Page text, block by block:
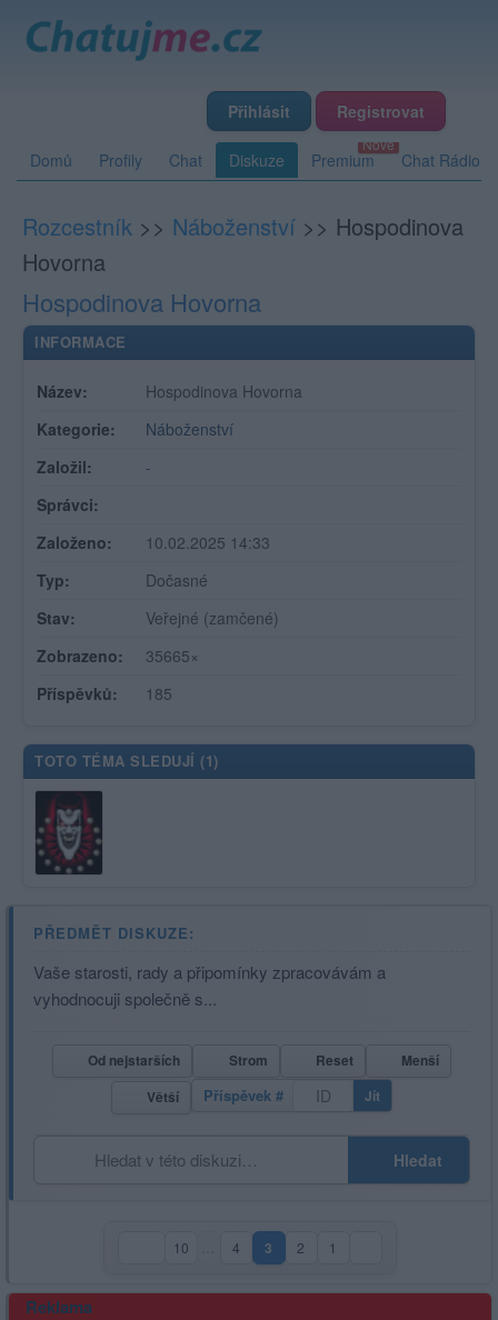
Přihlásit Registrovat
Domů Profily Chat Diskuze Premium Chat Rádio
Rozcestník >> Náboženství >> Hospodinova
Hovorna
Hospodinova Hovorna
INFORMACE
Název:
Hospodinova Hovorna
Kategorie:
Náboženství
Založil:
-
Správci:
Založeno:
10.02.2025 14:33
Typ:
Dočasné
Stav:
Veřejné (zamčené)
Zobrazeno:
35665×
Příspěvků:
185
TOTO TÉMA SLEDUJÍ (1)
PŘEDMĚT DISKUZE:
Vaše starosti, rady a připomínky zpracovávám a
vyhodnocuji společně s...
Od nejstarších Strom Reset
Menší
Větší
Příspěvek # Jít
Hledat
10 4 3(aktuální strana)
2 1
Reklama